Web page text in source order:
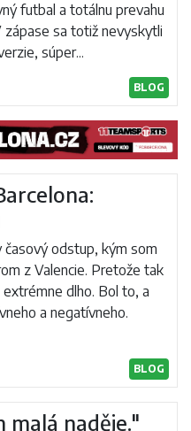
futbal a totálnu prevahu
zápase sa totiž nevyskytli
súper...
BLOG
časový odstup, kým som
z Valencie. Pretože tak
dlho. Bol to, a
a negatívneho.
BLOG
malá naděje."